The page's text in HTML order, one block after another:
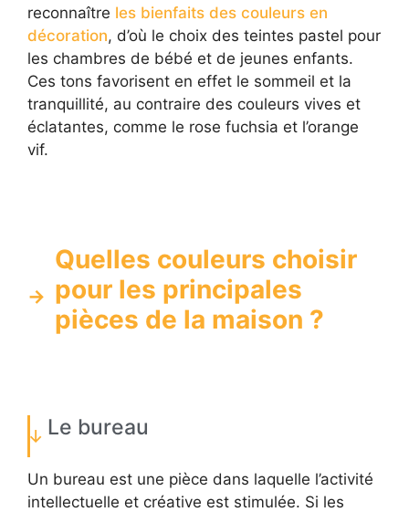
reconnaître les bienfaits des couleurs en
décoration, d’où le choix des teintes pastel pour
les chambres de bébé et de jeunes enfants.
Ces tons favorisent en effet le sommeil et la
tranquillité, au contraire des couleurs vives et
éclatantes, comme le rose fuchsia et l’orange
vif.
Quelles couleurs choisir
pour les principales
pièces de la maison ?
Le bureau
Un bureau est une pièce dans laquelle l’activité
intellectuelle et créative est stimulée. Si les